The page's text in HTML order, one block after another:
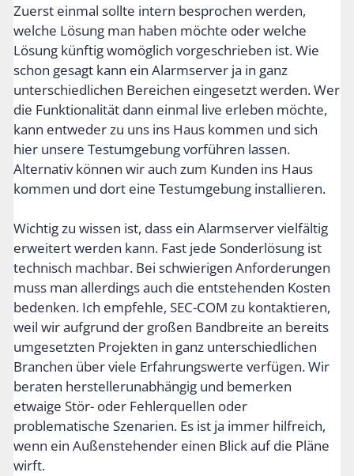
Zuerst einmal sollte intern besprochen werden,
welche Lösung man haben möchte oder welche
Lösung künftig womöglich vorgeschrieben ist. Wie
schon gesagt kann ein Alarmserver ja in ganz
unterschiedlichen Bereichen eingesetzt werden. Wer
die Funktionalität dann einmal live erleben möchte,
kann entweder zu uns ins Haus kommen und sich
hier unsere Testumgebung vorführen lassen.
Alternativ können wir auch zum Kunden ins Haus
kommen und dort eine Testumgebung installieren.
Wichtig zu wissen ist, dass ein Alarmserver vielfältig
erweitert werden kann. Fast jede Sonderlösung ist
technisch machbar. Bei schwierigen Anforderungen
muss man allerdings auch die entstehenden Kosten
bedenken. Ich empfehle, SEC-COM zu kontaktieren,
weil wir aufgrund der großen Bandbreite an bereits
umgesetzten Projekten in ganz unterschiedlichen
Branchen über viele Erfahrungswerte verfügen. Wir
beraten herstellerunabhängig und bemerken
etwaige Stör- oder Fehlerquellen oder
problematische Szenarien. Es ist ja immer hilfreich,
wenn ein Außenstehender einen Blick auf die Pläne
wirft.